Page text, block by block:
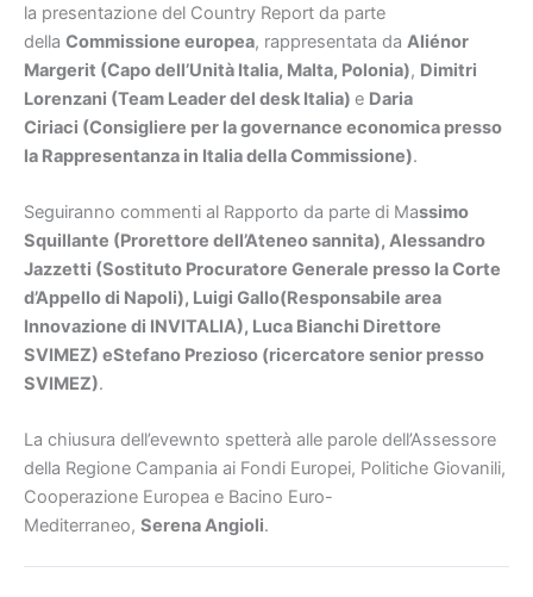
la presentazione del Country Report da parte
della Commissione europea, rappresentata da Aliénor
Margerit (Capo dell’Unità Italia, Malta, Polonia), Dimitri
Lorenzani (Team Leader del desk Italia) e Daria
Ciriaci (Consigliere per la governance economica presso
la Rappresentanza in Italia della Commissione).
Seguiranno commenti al Rapporto da parte di Massimo
Squillante (Prorettore dell’Ateneo sannita), Alessandro
Jazzetti (Sostituto Procuratore Generale presso la Corte
d’Appello di Napoli), Luigi Gallo(Responsabile area
Innovazione di INVITALIA), Luca Bianchi Direttore
SVIMEZ) eStefano Prezioso (ricercatore senior presso
SVIMEZ).
La chiusura dell’evewnto spetterà alle parole dell’Assessore
della Regione Campania ai Fondi Europei, Politiche Giovanili,
Cooperazione Europea e Bacino Euro-
Mediterraneo, Serena Angioli.